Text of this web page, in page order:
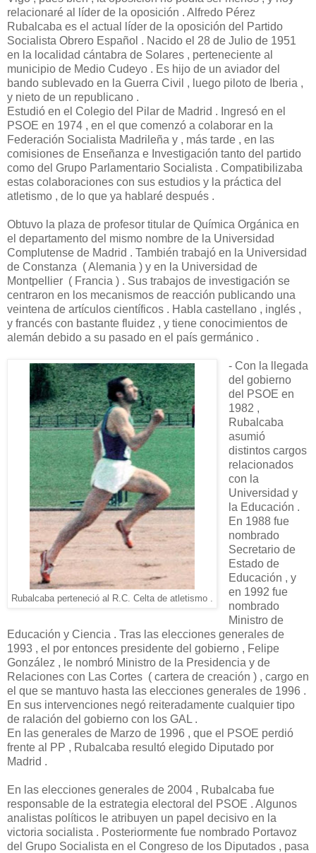
relacionaré al líder de la oposición . Alfredo Pérez
Rubalcaba es el actual líder de la oposición del Partido
Socialista Obrero Español . Nacido el 28 de Julio de 1951
en la localidad cántabra de Solares , perteneciente al
municipio de Medio Cudeyo . Es hijo de un aviador del
bando sublevado en la Guerra Civil , luego piloto de Iberia ,
y nieto de un republicano .
Estudió en el Colegio del Pilar de Madrid . Ingresó en el
PSOE en 1974 , en el que comenzó a colaborar en la
Federación Socialista Madrileña y , más tarde , en las
comisiones de Enseñanza e Investigación tanto del partido
como del Grupo Parlamentario Socialista . Compatibilizaba
estas colaboraciones con sus estudios y la práctica del
atletismo , de lo que ya hablaré después .
Obtuvo la plaza de profesor titular de Química Orgánica en
el departamento del mismo nombre de la Universidad
Complutense de Madrid . También trabajó en la Universidad
de Constanza ( Alemania ) y en la Universidad de
Montpellier ( Francia ) . Sus trabajos de investigación se
centraron en los mecanismos de reacción publicando una
veintena de artículos científicos . Habla castellano , inglés ,
y francés con bastante fluidez , y tiene conocimientos de
alemán debido a su pasado en el país germánico .
Rubalcaba perteneció al R.C. Celta de atletismo .
- Con la llegada
del gobierno
del PSOE en
1982 ,
Rubalcaba
asumió
distintos cargos
relacionados
con la
Universidad y
la Educación .
En 1988 fue
nombrado
Secretario de
Estado de
Educación , y
en 1992 fue
nombrado
Ministro de
Educación y Ciencia . Tras las elecciones generales de
1993 , el por entonces presidente del gobierno , Felipe
González , le nombró Ministro de la Presidencia y de
Relaciones con Las Cortes ( cartera de creación ) , cargo en
el que se mantuvo hasta las elecciones generales de 1996 .
En sus intervenciones negó reiteradamente cualquier tipo
de ralación del gobierno con los GAL .
En las generales de Marzo de 1996 , que el PSOE perdió
frente al PP , Rubalcaba resultó elegido Diputado por
Madrid .
En las elecciones generales de 2004 , Rubalcaba fue
responsable de la estrategia electoral del PSOE . Algunos
analistas políticos le atribuyen un papel decisivo en la
victoria socialista . Posteriormente fue nombrado Portavoz
del Grupo Socialista en el Congreso de los Diputados , pasa